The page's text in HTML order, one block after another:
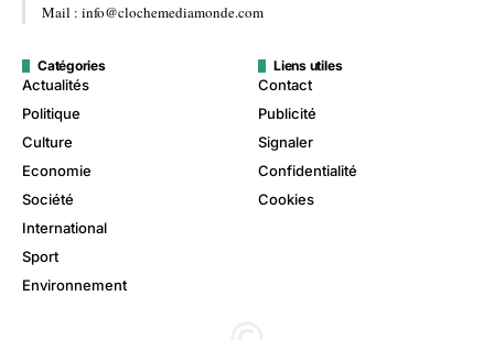
Mail : info@clochemediamonde.com
Catégories
Actualités
Politique
Culture
Economie
Société
International
Sport
Environnement
Liens utiles
Contact
Publicité
Signaler
Confidentialité
Cookies